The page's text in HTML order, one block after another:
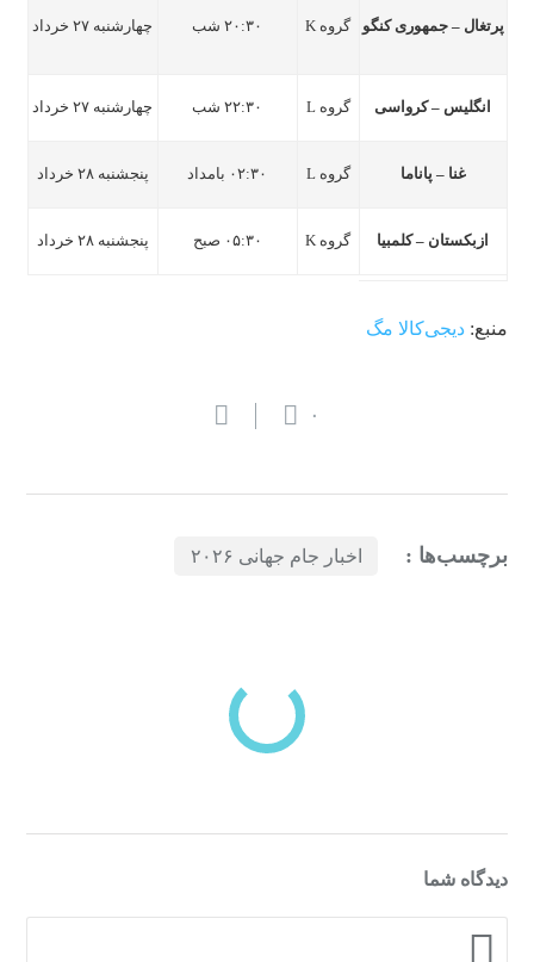
پرتغال – جمهوری کنگو گروه K ۲۰:۳۰ شب چهارشنبه ۲۷ خرداد
انگلیس – کرواسی گروه L ۲۲:۳۰ شب چهارشنبه ۲۷ خرداد
غنا – پاناما گروه L ۰۲:۳۰ بامداد پنجشنبه ۲۸ خرداد
ازبکستان – کلمبیا گروه K ۰۵:۳۰ صبح پنجشنبه ۲۸ خرداد
منبع:دیجی‌کالا مگ
۰
برچسب‌ها : اخبار جام جهانی ۲۰۲۶
دسته‌بندی‌های منتخب برای شما
دیدگاه شما